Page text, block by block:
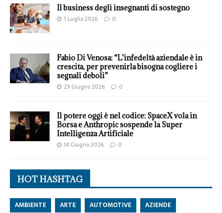
Il business degli insegnanti di sostegno
1 Luglio 2026 0
Fabio Di Venosa: “L’infedeltà aziendale è in
crescita, per prevenirla bisogna cogliere i
segnali deboli”
29 Giugno 2026 0
Il potere oggi è nel codice: SpaceX vola in
Borsa e Anthropic sospende la Super
Intelligenza Artificiale
14 Giugno 2026 0
HOT HASHTAG
AMBIENTE ARTE AUTOMOTIVE
AZIENDE